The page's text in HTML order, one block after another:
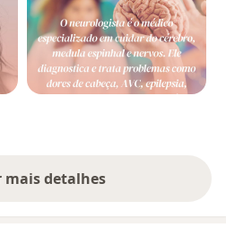
mais detalhes
sobre a experiência